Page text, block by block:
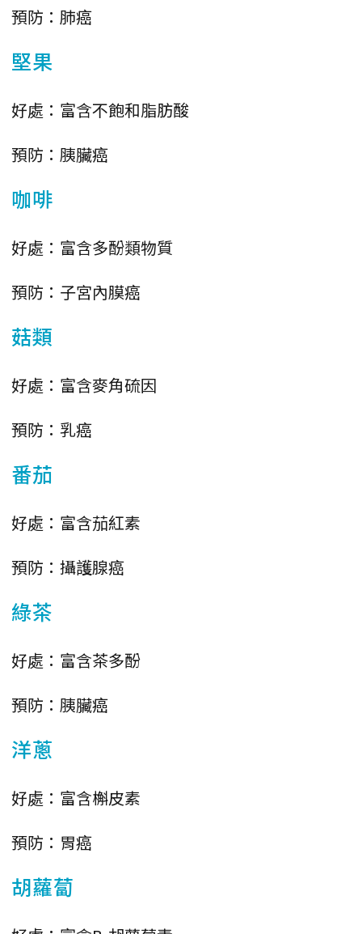
預防：肺癌
堅果
好處：富含不飽和脂肪酸
預防：胰臟癌
咖啡
好處：富含多酚類物質
預防：子宮內膜癌
菇類
好處：富含麥角硫因
預防：乳癌
番茄
好處：富含茄紅素
預防：攝護腺癌
綠茶
好處：富含茶多酚
預防：胰臟癌
洋蔥
好處：富含槲皮素
預防：胃癌
胡蘿蔔